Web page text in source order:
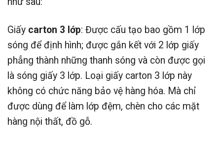
Giấy carton 3 lớp: Được cấu tạo bao gồm 1 lớp
sóng để định hình; được gắn kết với 2 lớp giấy
phẳng thành những thanh sóng và còn được gọi
là sóng giấy 3 lớp. Loại giấy carton 3 lớp này
không có chức năng bảo vệ hàng hóa. Mà chỉ
được dùng để làm lớp đệm, chèn cho các mặt
hàng nội thất, đồ gỗ.